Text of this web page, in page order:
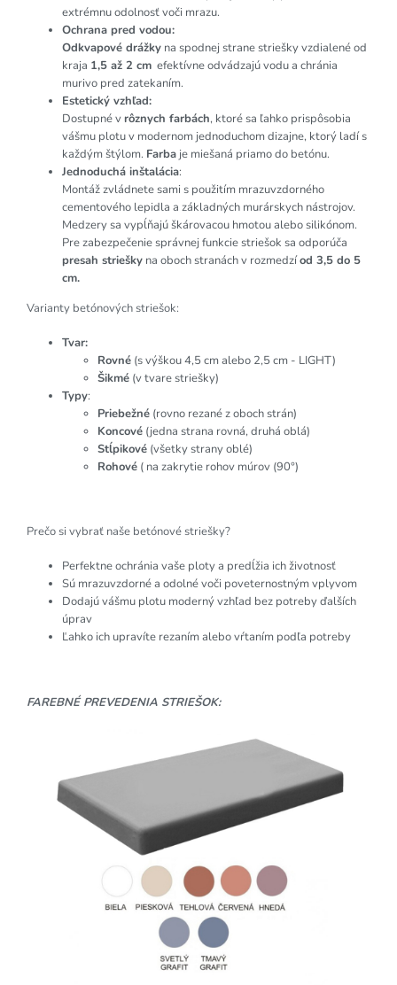
extrémnu odolnosť voči mrazu.
Ochrana pred vodou:
Odkvapové drážky na spodnej strane striešky vzdialené od
kraja 1,5 až 2 cm efektívne odvádzajú vodu a chránia
murivo pred zatekaním.
Estetický vzhľad:
Dostupné vrôznych farbách, ktoré sa ľahko prispôsobia
vášmu plotu v modernom jednoduchom dizajne, ktorý ladí s
každým štýlom. Farba je miešaná priamo do betónu.
Jednoduchá inštalácia:
Montáž zvládnete sami s použitím mrazuvzdorného
cementového lepidla a základných murárskych nástrojov.
Medzery sa vypĺňajú škárovacou hmotou alebo silikónom.
Pre zabezpečenie správnej funkcie striešok sa odporúča
presah striešky na oboch stranách v rozmedzíod 3,5 do 5
cm.
Varianty betónových striešok:
Tvar:
Rovné (s výškou 4,5 cm alebo 2,5 cm - LIGHT)
Šikmé (v tvare striešky)
Typy:
Priebežné (rovno rezané z oboch strán)
Koncové (jedna strana rovná, druhá oblá)
Stĺpikové (všetky strany oblé)
Rohové ( na zakrytie rohov múrov (90°)
Prečo si vybrať naše betónové striešky?
Perfektne ochránia vaše ploty a predĺžia ich životnosť
Sú mrazuvzdorné a odolné voči poveternostným vplyvom
Dodajú vášmu plotu moderný vzhľad bez potreby ďalších
úprav
Ľahko ich upravíte rezaním alebo vŕtaním podľa potreby
FAREBNÉ PREVEDENIA STRIEŠOK: